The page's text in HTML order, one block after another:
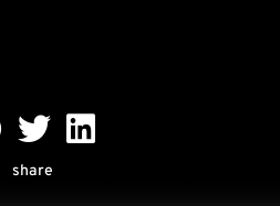
share